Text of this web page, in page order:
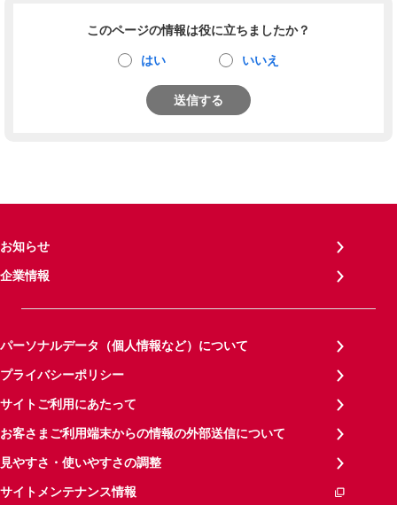
このページの情報は役に立ちましたか？
はい いいえ
送信する
お知らせ
企業情報
パーソナルデータ（個人情報など）について
プライバシーポリシー
サイトご利用にあたって
お客さまご利用端末からの情報の外部送信について
見やすさ・使いやすさの調整
サイトメンテナンス情報